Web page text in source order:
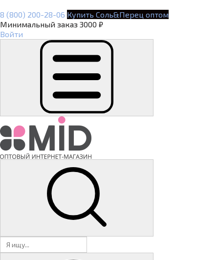
8 (800) 200-28-06 Купить Соль&Перец оптом
Минимальный заказ 3000 ₽
Войти